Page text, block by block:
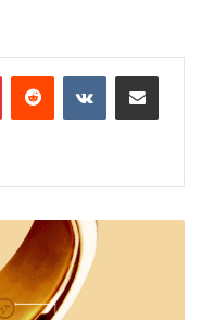
PinterestReddit VKontakteShare via Email